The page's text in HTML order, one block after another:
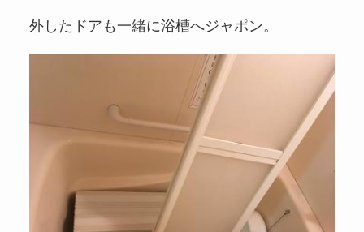
外したドアも一緒に浴槽へジャポン。